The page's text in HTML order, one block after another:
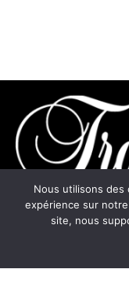
Nous utilisons des
expérience sur
site, nous